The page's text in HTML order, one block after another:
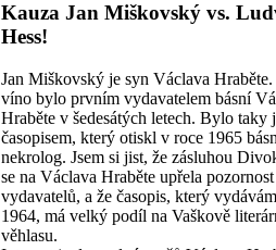
Kauza Jan Miškovský vs.
Hess!
Jan Miškovský je syn Václava
víno bylo prvním vydavatelem básní
Hraběte v šedesátých letech. Bylo taky
časopisem, který otiskl v roce 1965
nekrolog. Jsem si jist, že zásluhou
se na Václava Hraběte upřela
vydavatelů, a že časopis, který
1964, má velký podíl na Vaškově
věhlasu.